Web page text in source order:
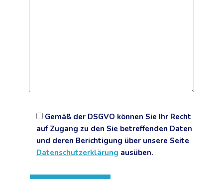
Gemäß der DSGVO können Sie Ihr Recht
auf Zugang zu den Sie betreffenden Daten
und deren Berichtigung über unsere Seite
Datenschutzerklärung ausüben.